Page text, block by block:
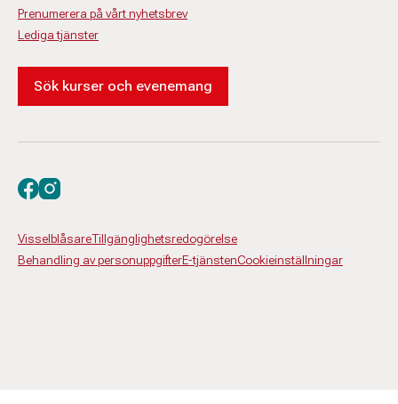
Prenumerera på vårt nyhetsbrev
Lediga tjänster
Sök kurser och evenemang
VisselblåsareTillgänglighetsredogörelse
Behandling av personuppgifterE-tjänstenCookieinställningar
Besök oss på facebook
Besök oss på instagram